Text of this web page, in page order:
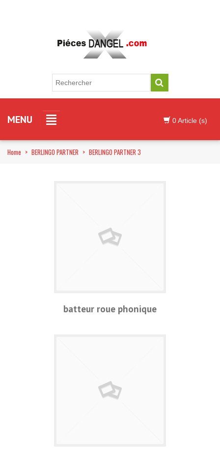
MENU 0 Article (s)
Home > BERLINGO PARTNER > BERLINGO PARTNER 3
batteur roue phonique